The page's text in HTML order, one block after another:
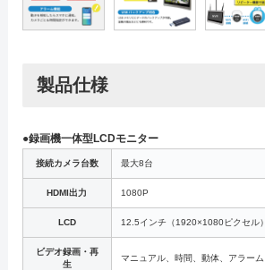
製品仕様
●録画機一体型LCDモニター
接続カメラ台数 最大8台
HDMI出力 1080P
LCD 12.5インチ（1920×1080ピクセル）
ビデオ録画・再
生
マニュアル、時間、動体、アラーム